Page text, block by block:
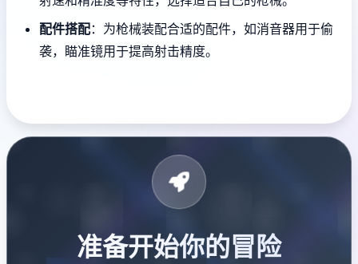
配件搭配：为枪械装配合适的配件，如消音器用于偷
袭，瞄准镜用于提高射击精度。
准备开始你的冒险